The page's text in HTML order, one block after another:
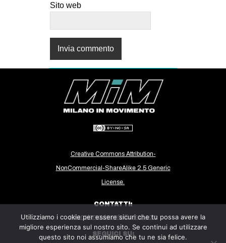
Sito web
Creative Commons Attribution-
NonCommercial-ShareAlike 2.5 Generic
License.
CONTATTI:
milanoinmovimento@gmail.com
SEGUICI SU:
Utilizziamo i cookie per essere sicuri che tu possa avere la
migliore esperienza sul nostro sito. Se continui ad utilizzare
questo sito noi assumiamo che tu ne sia felice.